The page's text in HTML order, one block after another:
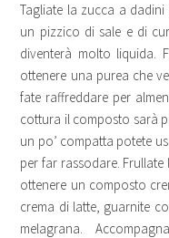
Tagliate la zucca a
un pizzico di sale e di
diventerà molto liquida.
ottenere una purea che
fate raffreddare per
cottura il composto sarà
un po’ compatta potete
per far rassodare.
ottenere un composto
crema di latte, guarnite
melagrana.